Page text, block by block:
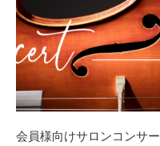
会員様向けサロンコンサー